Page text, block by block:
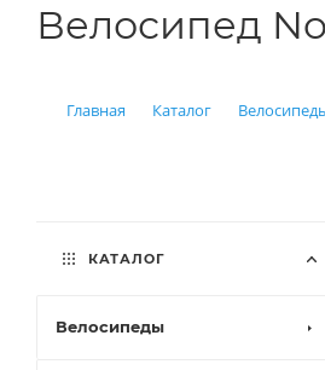
Велосипед
Главная Каталог
КАТАЛОГ
Велосипеды